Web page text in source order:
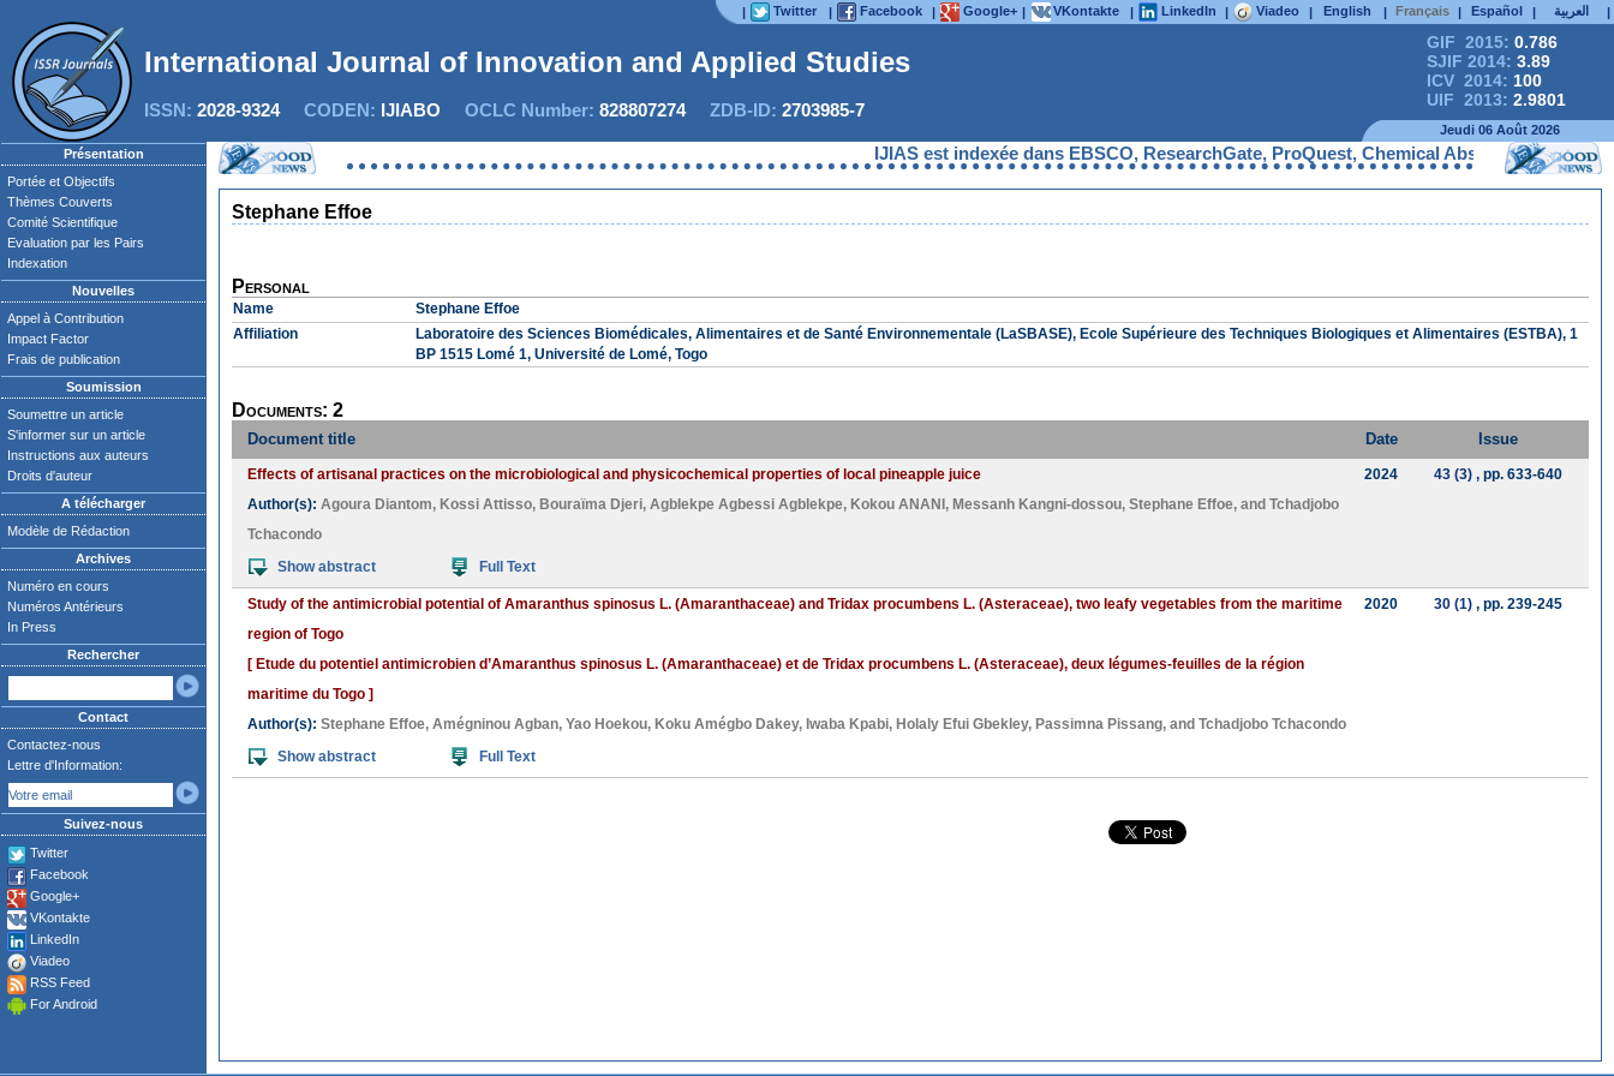
| Twitter | Facebook | Google+ | VKontakte | LinkedIn | Viadeo | English | Français | Español | العربية |
GIF 2015: 0.786
SJIF 2014: 3.89
ICV 2014: 100
UIF 2013: 2.9801
International Journal of Innovation and Applied Studies
ISSN: 2028-9324CODEN: IJIABO OCLC Number: 828807274ZDB-ID: 2703985-7
Jeudi 06 Août 2026
Présentation
Portée et Objectifs
Thèmes Couverts
Comité Scientifique
Evaluation par les Pairs
Indexation
Nouvelles
Appel à Contribution
Impact Factor
Frais de publication
Soumission
Soumettre un article
S'informer sur un article
Instructions aux auteurs
Droits d'auteur
A télécharger
Modèle de Rédaction
Archives
Numéro en cours
Numéros Antérieurs
In Press
Rechercher
Contact
Contactez-nous
Lettre d'Information:
Suivez-nous
Twitter
Facebook
Google+
VKontakte
LinkedIn
Viadeo
RSS Feed
For Android
IJIAS est indexée dans EBSCO, ResearchGate, ProQuest, Chemical Abstracts
Stephane Effoe
Personal
Name
Stephane Effoe
Affiliation
Laboratoire des Sciences Biomédicales, Alimentaires et de Santé Environnementale (LaSBASE), Ecole Supérieure des Techniques Biologiques et Alimentaires (ESTBA), 1
BP 1515 Lomé 1, Université de Lomé, Togo
Documents: 2
Document title Date Issue
Effects of artisanal practices on the microbiological and physicochemical properties of local pineapple juice
Author(s): Agoura Diantom, Kossi Attisso, Bouraïma Djeri, Agblekpe Agbessi Agblekpe, Kokou ANANI , Messanh Kangni-dossou, Stephane Effoe, and Tchadjobo
Tchacondo
Show abstract
Full Text
2024 43 (3), pp. 633-640
Study of the antimicrobial potential of Amaranthus spinosus L. (Amaranthaceae) and Tridax procumbens L. (Asteraceae), two leafy vegetables from the maritime
region of Togo
[ Etude du potentiel antimicrobien d’Amaranthus spinosus L. (Amaranthaceae) et de Tridax procumbens L. (Asteraceae), deux légumes-feuilles de la région
maritime du Togo ]
Author(s): Stephane Effoe, Amégninou Agban, Yao Hoekou, Koku Amégbo Dakey, Iwaba Kpabi, Holaly Efui Gbekley, Passimna Pissang, and Tchadjobo Tchacondo
Show abstract
Full Text
2020 30 (1), pp. 239-245